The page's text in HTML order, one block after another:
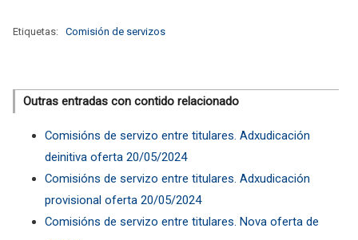
Etiquetas: Comisión de servizos
Outras entradas con contido relacionado
Comisións de servizo entre titulares. Adxudicación
deinitiva oferta 20/05/2024
Comisións de servizo entre titulares. Adxudicación
provisional oferta 20/05/2024
Comisións de servizo entre titulares. Nova oferta de